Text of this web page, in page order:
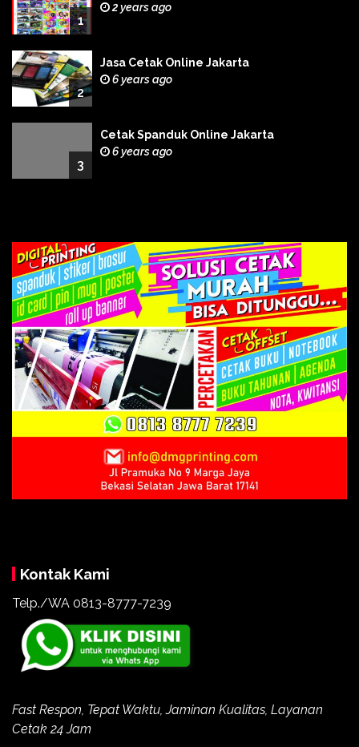
1
2 years ago
2
Jasa Cetak Online Jakarta
6 years ago
3
Cetak Spanduk Online Jakarta
6 years ago
Kontak Kami
Telp./WA 0813-8777-7239
Fast Respon, Tepat Waktu, Jaminan Kualitas, Layanan
Cetak 24 Jam